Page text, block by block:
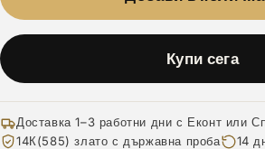
Купи сега
Доставка 1–3 работни дни с Еконт или
14К(585) злато с държавна проба
14